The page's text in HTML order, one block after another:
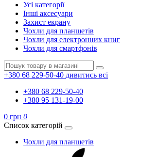
Усі категорії
Інші аксесуари
Захист екрану
Чохли для планшетів
Чохли для електронних книг
Чохли для смартфонів
+380 68 229-50-40 дивитись всі
+380 68 229-50-40
+380 95 131-19-00
0 грн 0
Список категорій
Чохли для планшетів